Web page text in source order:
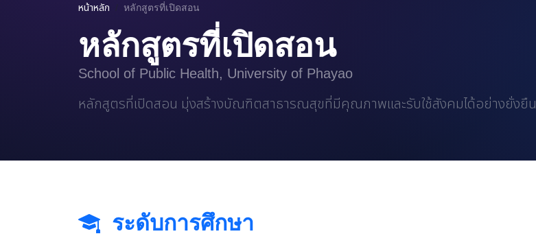
หน้าหลัก หลักสูตรที่เปิดสอน
หลักสูตรที่เปิดสอน
School of Public Health, University of Phayao
หลักสูตรที่เปิดสอน มุ่งสร้างบัณฑิตสาธารณสุขที่มีคุณภาพและรับใช้สังคมได้อย่างยั่งยืน
ระดับการศึกษา